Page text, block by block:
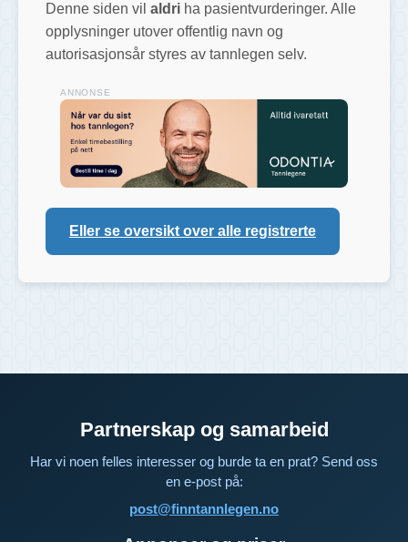
Denne siden vil aldri ha pasientvurderinger. Alle
opplysninger utover offentlig navn og
autorisasjonsår styres av tannlegen selv.
ANNONSE
Eller se oversikt over alle registrerte
Partnerskap og samarbeid
Har vi noen felles interesser og burde ta en prat? Send oss
en e-post på:
post@finntannlegen.no